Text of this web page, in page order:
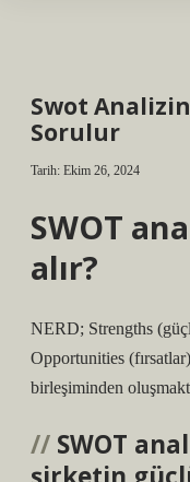
Swot
Sorulur
Tarih: Ekim 26, 2024
SWOT
alır?
NERD; Strengths
Opportunities
birleşiminden
SWOT